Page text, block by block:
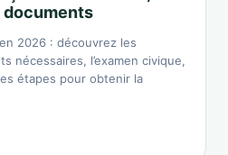
documents
2026 : découvrez les
nécessaires, l’examen civique,
étapes pour obtenir la